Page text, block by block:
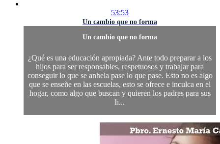
53:53
Un cambio que no forma
Un cambio que no forma
¿Qué es una educación apropiada? Ante todo preparar a los
hijos para ser responsables, respetuosos y trabajar para
conseguir lo que se anhela pase lo que pase. Esto no es algo
que se enseñe en las escuelas, esto se ofrece e inculca en el
hogar, como algo que buscan y quieren los padres para sus
h...